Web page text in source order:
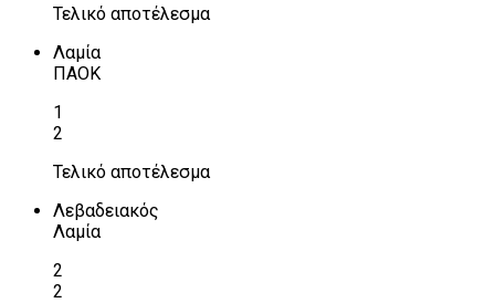
Τελικό αποτέλεσμα
Λαμία
ΠΑΟΚ
1
2
Τελικό αποτέλεσμα
Λεβαδειακός
Λαμία
2
2